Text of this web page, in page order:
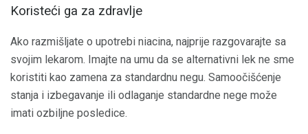
Koristeći ga za zdravlje
Ako razmišljate o upotrebi niacina, najprije razgovarajte sa
svojim lekarom. Imajte na umu da se alternativni lek ne sme
koristiti kao zamena za standardnu ​​negu. Samoočišćenje
stanja i izbegavanje ili odlaganje standardne nege može
imati ozbiljne posledice.